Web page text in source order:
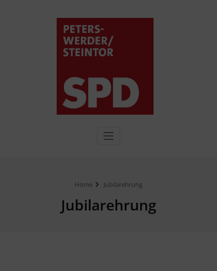
Home Jubilarehrung
Jubilarehrung